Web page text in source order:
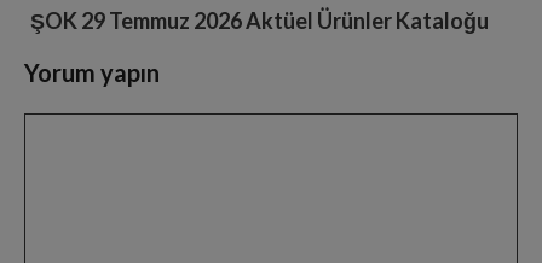
Slide 3 of 6
Yorum yapın